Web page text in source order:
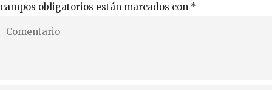
campos obligatorios están marcados con *